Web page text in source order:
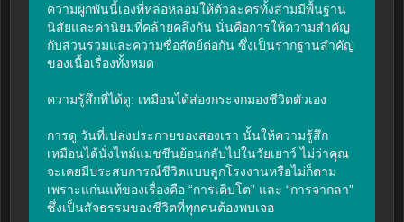
ความผูกพันนี้เองที่หล่อหลอมให้ตัวละครทั้งสามมีพื้นฐาน
นิสัยและค่านิยมที่คล้ายคลึงกัน นั่นคือการให้ความสำคัญ
กับส่วนรวมและความซื่อสัตย์ต่อกัน ซึ่งเป็นรากฐานสำคัญ
ของเนื้อเรื่องทั้งหมด
ความรู้สึกที่ได้ดู: เหมือนได้ส่องกระจกมองชีวิตตัวเอง
การดู วันที่เปล่งประกายของสองเรา นั้นให้ความรู้สึก
เหมือนได้นั่งไทม์แมชชีนย้อนกลับไปในวัยเยาว์ ไม่ว่าคุณ
จะเคยมีประสบการณ์ชีวิตแบบลูกโรงงานหรือไม่ก็ตาม
เพราะแก่นแท้ของเรื่องคือ “การเติบโต” และ “การจากลา”
ซึ่งเป็นสัจธรรมของชีวิตที่ทุกคนต้องพบเจอ